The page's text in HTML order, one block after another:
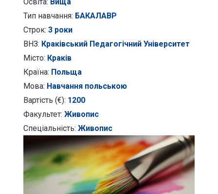
Освіта: Вища
Тип навчання: БАКАЛАВР
Строк: 3 роки
ВНЗ: Краківський Педагогічний Університет
Місто: Краків
Країна: Польща
Мова: Навчання польською
Вартість (€): 1200
Факультет: Живопис
Спеціальність: Живопис